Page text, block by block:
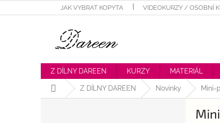
na
JAK VYBRAT KOPYTA VIDEOKURZY / OSOBNÍ
Z DÍLNY DAREEN KURZY MATERIÁL
Domů Z DÍLNY DAREEN Novinky Mini-